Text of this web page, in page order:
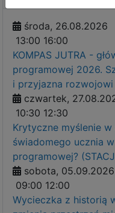
środa, 26.08.2026
13:00 16:00
KOMPAS JUTRA -
programowej 2026.
i przyjazna rozwojowi
czwartek,
10:30 12:30
Krytyczne myślenie
świadomego ucznia
programowej?
sobota, 05.09.2026
09:00 12:00
Wycieczka z historią